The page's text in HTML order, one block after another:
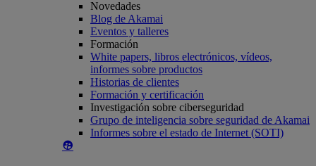
Novedades
Blog de Akamai
Eventos y talleres
Formación
White papers, libros electrónicos, vídeos,
informes sobre productos
Historias de clientes
Formación y certificación
Investigación sobre ciberseguridad
Grupo de inteligencia sobre seguridad de Akamai
Informes sobre el estado de Internet (SOTI)